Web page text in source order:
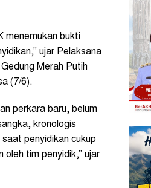
menemukan bukti
ujar Pelaksana
Merah Putih
(7/6).
perkara baru, belum
kronologis
penyidikan cukup
tim penyidik,” ujar